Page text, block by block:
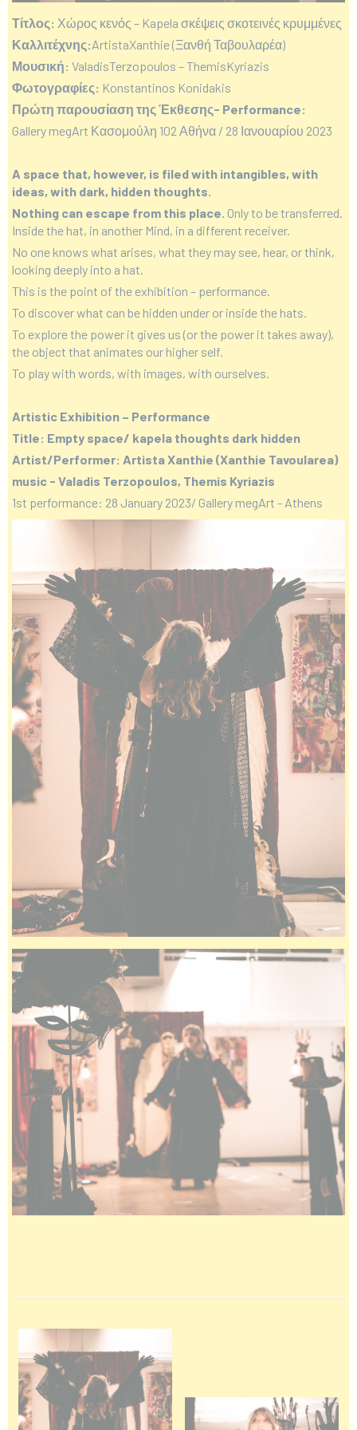
Τίτλος: Χώρος κενός – Kapela σκέψεις σκοτεινές κρυμμένες
Καλλιτέχνης:ArtistaXanthie (Ξανθή Ταβουλαρέα)
Μουσική: ValadisTerzopoulos – ThemisKyriazis
Φωτογραφίες: Konstantinos Konidakis
Πρώτη παρουσίαση της Έκθεσης- Performance:
Gallery megArt Κασομούλη 102 Αθήνα / 28 Ιανουαρίου 2023
A space that, however, is filed with intangibles, with
ideas, with dark, hidden thoughts.
Nothing can escape from this place. Only to be transferred.
Inside the hat, in another Mind, in a different receiver.
No one knows what arises, what they may see, hear, or think,
looking deeply into a hat.
This is the point of the exhibition – performance.
To discover what can be hidden under or inside the hats.
To explore the power it gives us (or the power it takes away),
the object that animates our higher self.
To play with words, with images, with ourselves.
Artistic Exhibition – Performance
Title: Empty space/ kapela thoughts dark hidden
Artist/Performer: Artista Xanthie (Xanthie Tavoularea)
music - Valadis Terzopoulos, Themis Kyriazis
1st performance: 28 January 2023/ Gallery megArt - Athens